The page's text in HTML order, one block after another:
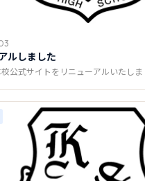
ルしました
校公式サイトをリニューアルいたし